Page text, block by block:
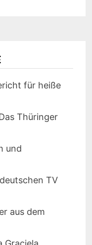
für heiße
Thüringer
und
TV
aus dem